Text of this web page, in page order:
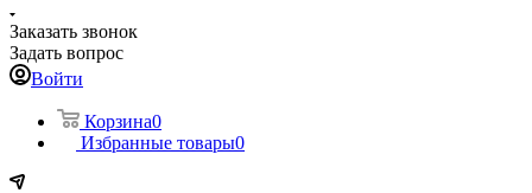
Заказать звонок
Задать вопрос
Войти
Корзина0
Избранные товары0